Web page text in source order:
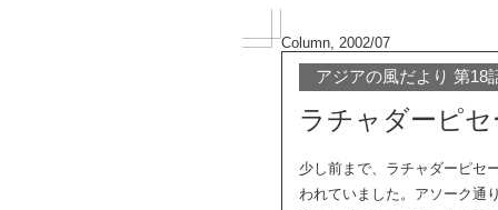
Column, 2002/07
アジアの風だより 第18
ラチャダーピ
少し前まで、ラチャダーピセ
われていました。アソーク通